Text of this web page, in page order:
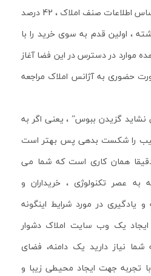
با شما به اشتراک بگذارم. براساس اطلاعات صنف املاک ، 42 درصد
، اولین قدم به سوی خرید را با
موارد در دسترس در این فضا آغاز
درصد به صورت حضوری به آژانس املاک مراجعه
گزیدن ببوس” ، یعنی اگر به
را شکست بدهی پس بهتر است
همان کاری است که شما می
به عصر تکنولوژی ، خریداران و
یادگیری در مورد شرایط اینگونه
ایجاد یک وب سایت املاک دشوار
نیاز دارید یک دامنه، فضای
تجربه جهت ایجاد محیطی زیبا و